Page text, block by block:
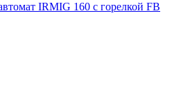
IRMIG 160 с горелкой FB